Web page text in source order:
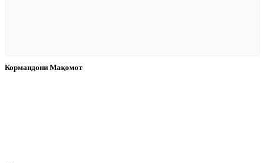
Кормандони Мақомот